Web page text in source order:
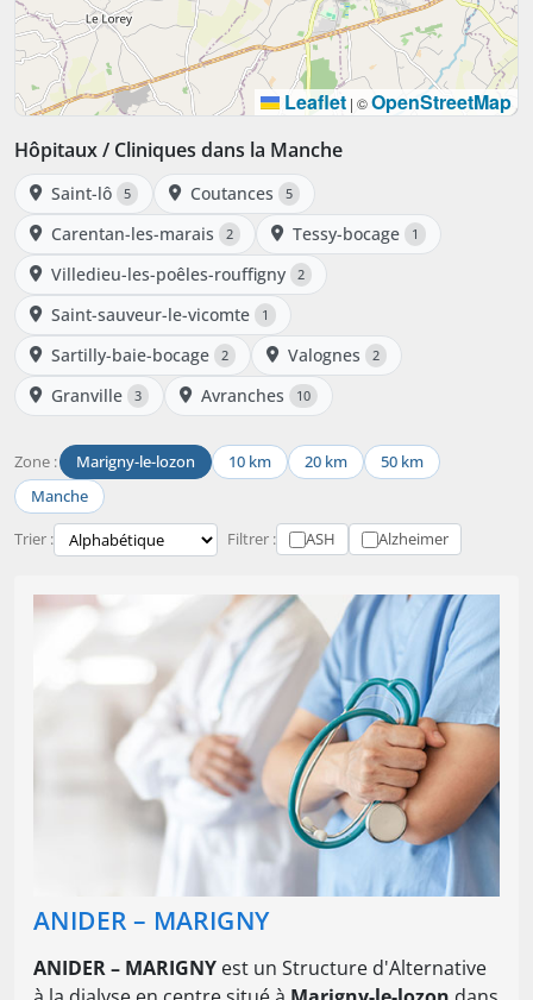
Leaflet | ©OpenStreetMap
Hôpitaux / Cliniques dans la Manche
Saint-lô 5 Coutances 5
Carentan-les-marais 2 Tessy-bocage 1
Villedieu-les-poêles-rouffigny 2
Saint-sauveur-le-vicomte 1
Sartilly-baie-bocage 2 Valognes 2
Granville 3 Avranches 10
Zone : Marigny-le-lozon 10 km 20 km
50 km
Manche
Trier : Filtrer : ASH Alzheimer
ANIDER – MARIGNY
ANIDER – MARIGNY est un Structure d'Alternative